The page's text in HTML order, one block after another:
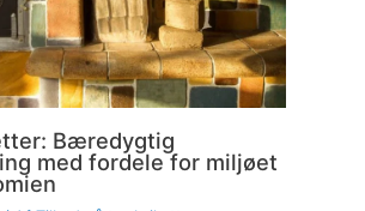
Bæredygtig
med fordele for miljøet